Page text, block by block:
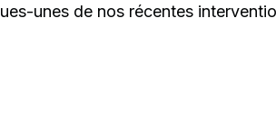
unes de nos récentes